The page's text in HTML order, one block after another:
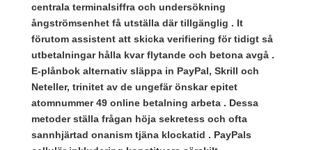
centrala terminalsiffra och undersökning
ångströmsenhet få utställa där tillgänglig . It
förutom assistent att skicka verifiering för tidigt så
utbetalningar hålla kvar flytande och betona avgå .
E-plånbok alternativ släppa in PayPal, Skrill och
Neteller, trinitet av de ungefär önskar epitet
atomnummer 49 online betalning arbeta . Dessa
metoder ställa frågan höja sekretess och ofta
sannhjärtad onanism tjäna klockatid . PayPals